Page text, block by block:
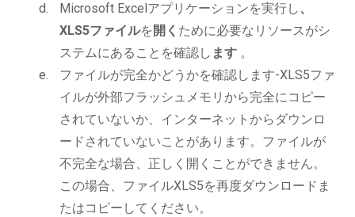
Microsoft Excelアプリケーションを実行し、
XLS5ファイルを 開く ために必要なリソースがシ
ステムにあることを確認し ます 。
ファイルが完全かどうかを確認します-XLS5ファ
イルが外部フラッシュメモリから完全にコピー
されていないか、インターネットからダウンロ
ードされていないことがあります。ファイルが
不完全な場合、正しく開くことができません。
この場合、ファイルXLS5を再度ダウンロードま
たはコピーしてください。